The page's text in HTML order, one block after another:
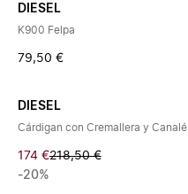
DIESEL
K900 Felpa
79,50 €
DIESEL
Cárdigan con Cremallera y Canalé
174 €218,50 €
-20%